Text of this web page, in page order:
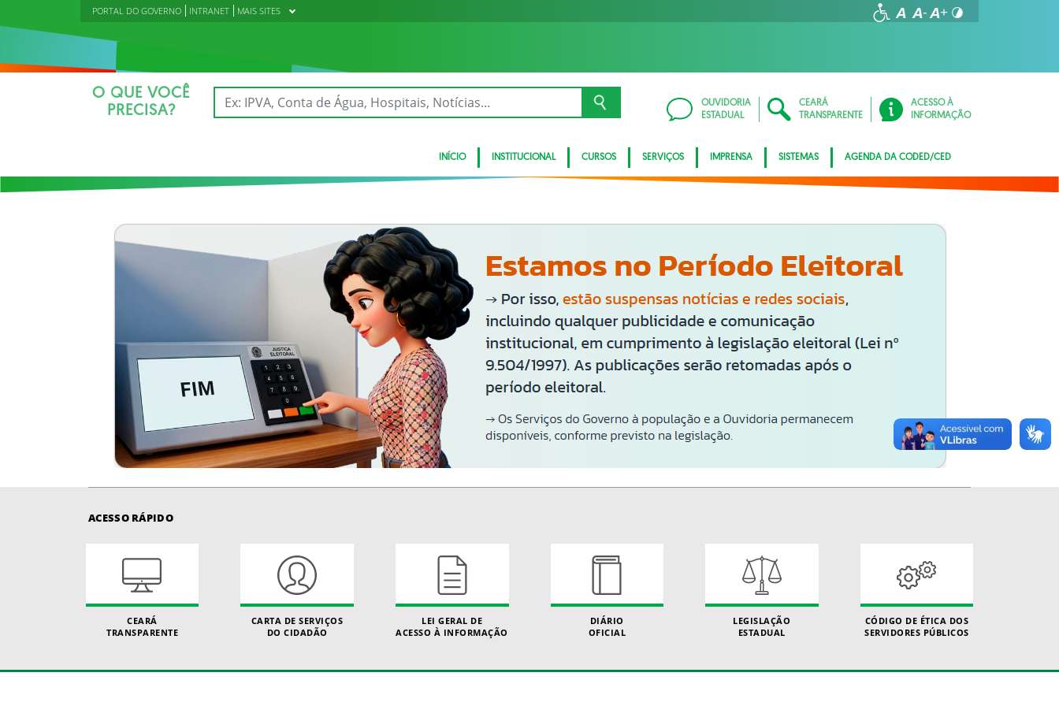
PORTAL DO GOVERNO INTRANET MAIS SITES
O QUE VOCÊ
PRECISA?
OUVIDORIA
ESTADUAL
CEARÁ
TRANSPARENTE
ACESSO À
INFORMAÇÃO
INÍCIO INSTITUCIONAL CURSOS SERVIÇOS IMPRENSA SISTEMAS AGENDA DA CODED/CED
ACESSO RÁPIDO
CEARÁ
TRANSPARENTE
CARTA DE SERVIÇOS
DO CIDADÃO
LEI GERAL DE
ACESSO À INFORMAÇÃO
DIÁRIO
OFICIAL
LEGISLAÇÃO
ESTADUAL
CÓDIGO DE ÉTICA DOS
SERVIDORES PÚBLICOS